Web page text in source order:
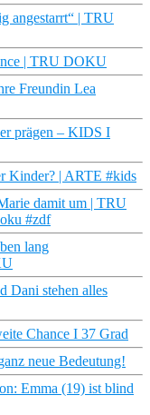
angestarrt“ | TRU
| TRU DOKU
Freundin Lea
prägen – KIDS I
Kinder? | ARTE #kids
damit um | TRU
#zdf
lang
Dani stehen alles
Chance I 37 Grad
neue Bedeutung!
Emma (19) ist blind